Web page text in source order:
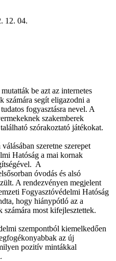
12. 04.
be azt az internetes
számára segít eligazodni a
fogyasztásra nevel. A
szakemberek
szórakoztató játékokat.
szeretne szerepet
Hatóság a mai kornak
A
óvodás és alsó
A rendezvényen megjelent
Fogyasztóvédelmi Hatóság
hogy hiánypótló az a
most kifejlesztettek.
szempontból kiemelkedően
az új
pozitív mintákkal